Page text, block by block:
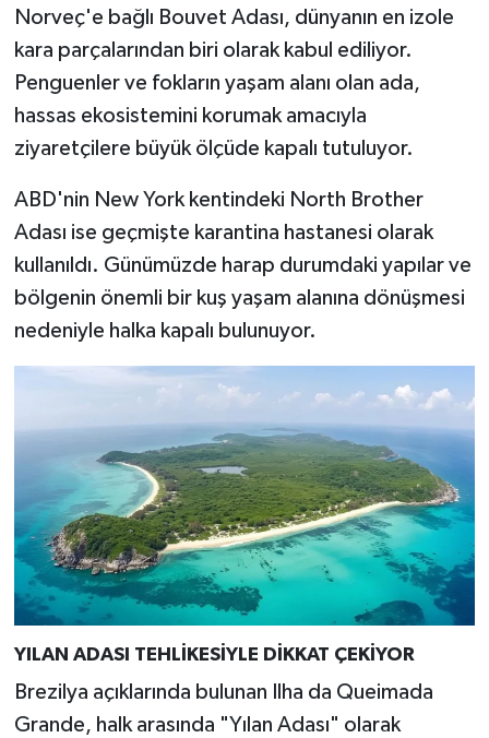
Norveç'e bağlı Bouvet Adası, dünyanın en izole
kara parçalarından biri olarak kabul ediliyor.
Penguenler ve fokların yaşam alanı olan ada,
hassas ekosistemini korumak amacıyla
ziyaretçilere büyük ölçüde kapalı tutuluyor.
ABD'nin New York kentindeki North Brother
Adası ise geçmişte karantina hastanesi olarak
kullanıldı. Günümüzde harap durumdaki yapılar ve
bölgenin önemli bir kuş yaşam alanına dönüşmesi
nedeniyle halka kapalı bulunuyor.
YILAN ADASI TEHLİKESİYLE DİKKAT ÇEKİYOR
Brezilya açıklarında bulunan Ilha da Queimada
Grande, halk arasında "Yılan Adası" olarak